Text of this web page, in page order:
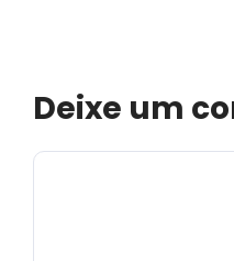
Deixe um